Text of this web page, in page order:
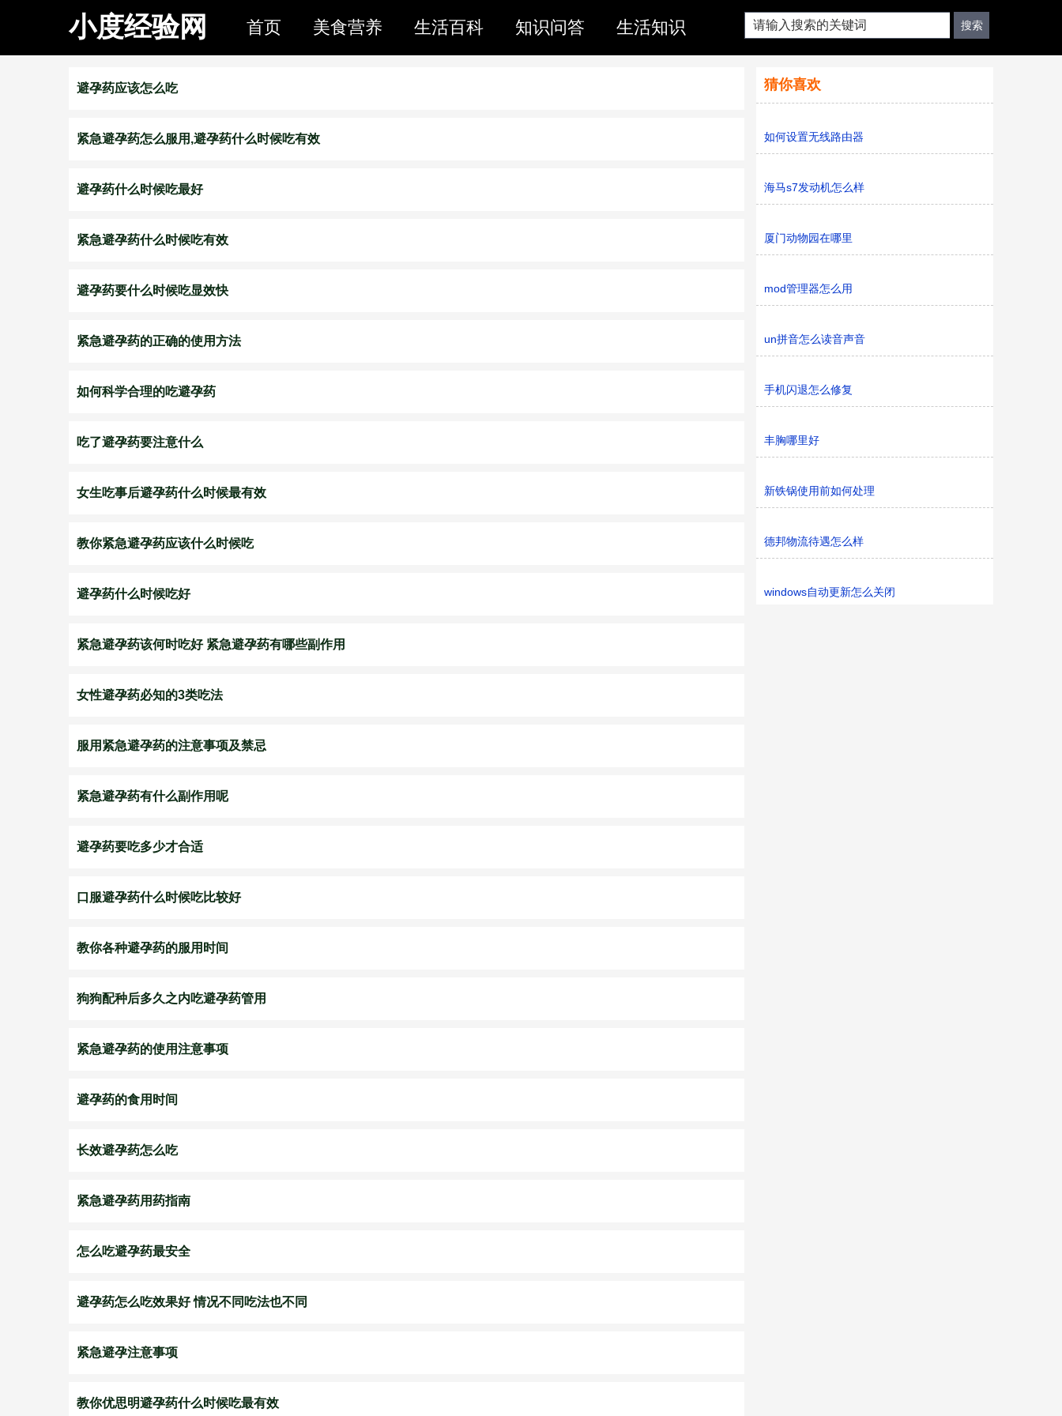
小度经验网 首页 美食营养 生活百科 知识问答 生活知识
避孕药应该怎么吃
紧急避孕药怎么服用,避孕药什么时候吃有效
避孕药什么时候吃最好
紧急避孕药什么时候吃有效
避孕药要什么时候吃显效快
紧急避孕药的正确的使用方法
如何科学合理的吃避孕药
吃了避孕药要注意什么
女生吃事后避孕药什么时候最有效
教你紧急避孕药应该什么时候吃
避孕药什么时候吃好
紧急避孕药该何时吃好 紧急避孕药有哪些副作用
女性避孕药必知的3类吃法
服用紧急避孕药的注意事项及禁忌
紧急避孕药有什么副作用呢
避孕药要吃多少才合适
口服避孕药什么时候吃比较好
教你各种避孕药的服用时间
狗狗配种后多久之内吃避孕药管用
紧急避孕药的使用注意事项
避孕药的食用时间
长效避孕药怎么吃
紧急避孕药用药指南
怎么吃避孕药最安全
避孕药怎么吃效果好 情况不同吃法也不同
紧急避孕注意事项
教你优思明避孕药什么时候吃最有效
猜你喜欢
如何设置无线路由器
海马s7发动机怎么样
厦门动物园在哪里
mod管理器怎么用
un拼音怎么读音声音
手机闪退怎么修复
丰胸哪里好
新铁锅使用前如何处理
德邦物流待遇怎么样
windows自动更新怎么关闭